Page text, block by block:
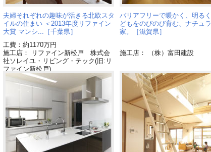
夫婦それぞれの趣味が活きる北欧スタ
イルの住まい ＜2013年度リファイン
大賞 マンシ...［千葉県］
工費：約1170万円
施工店： リファイン新松戸 株式会
社ソレイユ・リビング・テック(旧:リ
ファイン新松戸)
バリアフリーで暖かく、明る
どもをのびのび育む、ナチュ
家。［滋賀県］
施工店： （株）富田建設